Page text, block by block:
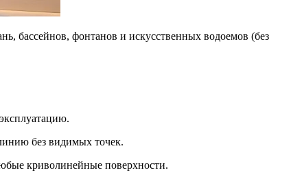
бассейнов, фонтанов и искусственных водоемов (без
без видимых точек.
криволинейные поверхности.